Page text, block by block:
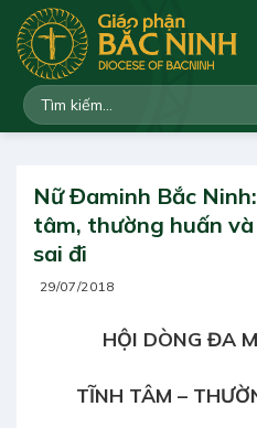
qua
dung
Nữ Đaminh Bắc
tâm, thường huấn
sai đi
29/07/2018
HỘI DÒNG ĐA
TĨNH TÂM –